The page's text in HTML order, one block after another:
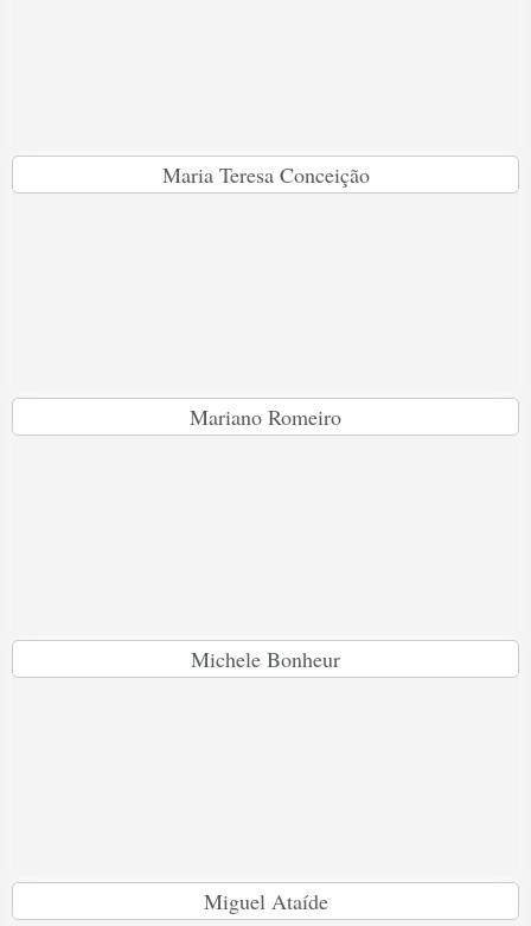
Maria Teresa Conceição
Mariano Romeiro
Michele Bonheur
Miguel Ataíde